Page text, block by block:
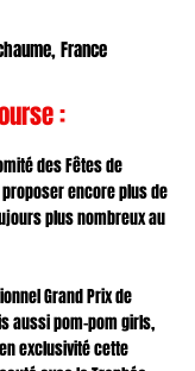
France
:
des Fêtes de
encore plus de
plus nombreux au
Grand Prix de
aussi pom-pom girls,
exclusivité cette